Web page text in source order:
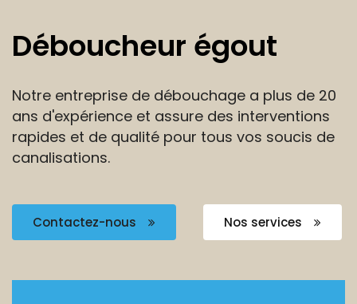
Déboucheur égout
Notre entreprise de débouchage a plus de 20
ans d'expérience et assure des interventions
rapides et de qualité pour tous vos soucis de
canalisations.
Contactez-nous Nos services